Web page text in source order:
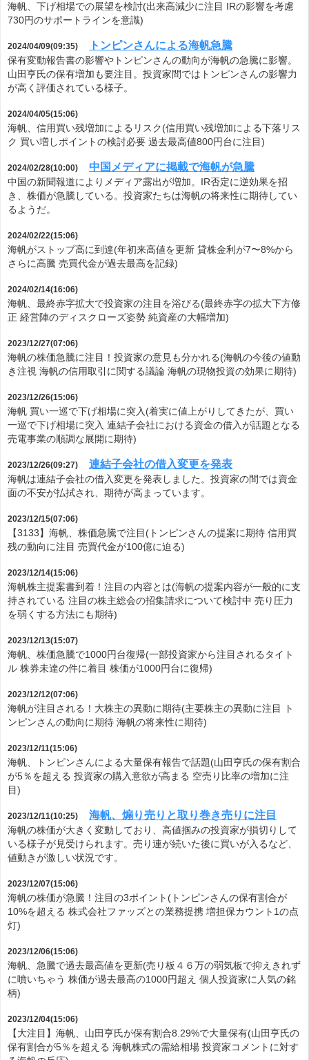
海帆、下げ相場での展望を検討(出来高減少に注目 IRの影響を考慮
730円のサポートラインを意識)
2024/04/09(09:35) トンピンさんによる海帆急騰
保有変動報告書の影響やトンピンさんの動向が海帆の急騰に影響。
山田亨氏の保有増加も要注目。投資家間ではトンピンさんの影響力
が高く評価されている様子。
2024/04/05(15:06)
海帆、信用買い残増加によるリスク(信用買い残増加による下落リス
ク 買い増しポイントの検討必要 過去最高値800円台に注目)
2024/02/28(10:00) 中国メディアに掲載で海帆が急騰
中国の新聞報道によりメディア露出が増加。IR否定に逆効果を招
き、株価が急騰している。投資家たちは海帆の将来性に期待してい
るようだ。
2024/02/22(15:06)
海帆がストップ高に到達(年初来高値を更新 貸株金利が7〜8%から
さらに高騰 売買代金が過去最高を記録)
2024/02/14(16:06)
海帆、最終赤字拡大で投資家の注目を浴びる(最終赤字の拡大下方修
正 経営陣のディスクローズ姿勢 純資産の大幅増加)
2023/12/27(07:06)
海帆の株価急騰に注目！投資家の意見も分かれる(海帆の今後の値動
き注視 海帆の信用取引に関する議論 海帆の現物投資の効果に期待)
2023/12/26(15:06)
海帆 買い一巡で下げ相場に突入(着実に値上がりしてきたが、買い
一巡で下げ相場に突入 連結子会社における資金の借入が話題となる
売電事業の順調な展開に期待)
2023/12/26(09:27) 連結子会社の借入変更を発表
海帆は連結子会社の借入変更を発表しました。投資家の間では資金
面の不安が払拭され、期待が高まっています。
2023/12/15(07:06)
【3133】海帆、株価急騰で注目(トンピンさんの提案に期待 信用買
残の動向に注目 売買代金が100億に迫る)
2023/12/14(15:06)
海帆株主提案書到着！注目の内容とは(海帆の提案内容が一般的に支
持されている 注目の株主総会の招集請求について検討中 売り圧力
を弱くする方法にも期待)
2023/12/13(15:07)
海帆、株価急騰で1000円台復帰(一部投資家から注目されるタイト
ル 株券未達の件に着目 株価が1000円台に復帰)
2023/12/12(07:06)
海帆が注目される！大株主の異動に期待(主要株主の異動に注目 ト
ンピンさんの動向に期待 海帆の将来性に期待)
2023/12/11(15:06)
海帆、トンピンさんによる大量保有報告で話題(山田亨氏の保有割合
が5％を超える 投資家の購入意欲が高まる 空売り比率の増加に注
目)
2023/12/11(10:25) 海帆、煽り売りと取り巻き売りに注目
海帆の株価が大きく変動しており、高値掴みの投資家が損切りして
いる様子が見受けられます。売り連が続いた後に買いが入るなど、
値動きが激しい状況です。
2023/12/07(15:06)
海帆の株価が急騰！注目の3ポイント(トンピンさんの保有割合が
10%を超える 株式会社ファッズとの業務提携 増担保カウント1の点
灯)
2023/12/06(15:06)
海帆、急騰で過去最高値を更新(売り板４６万の弱気板で抑えきれず
に噴いちゃう 株価が過去最高の1000円超え 個人投資家に人気の銘
柄)
2023/12/04(15:06)
【大注目】海帆、山田亨氏が保有割合8.29%で大量保有(山田亨氏の
保有割合が5％を超える 海帆株式の需給相場 投資家コメントに対す